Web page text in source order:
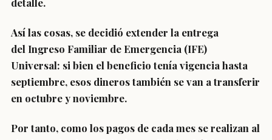
Así las cosas, se decidió extender la entrega
del Ingreso Familiar de Emergencia (IFE)
Universal: si bien el beneficio tenía vigencia hasta
septiembre, esos dineros también se van a transferir
en octubre y noviembre.
Por tanto, como los pagos de cada mes se realizan al